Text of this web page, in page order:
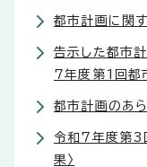
都市計画に関
告示した都市
7年度第1回都
都市計画のあ
令和7年度第3
果〉